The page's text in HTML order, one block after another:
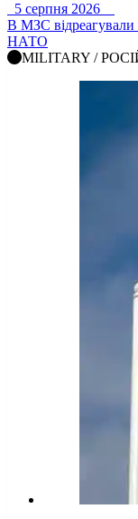
5 серпня 2026
В МЗС відреагували
НАТО
MILITARY /